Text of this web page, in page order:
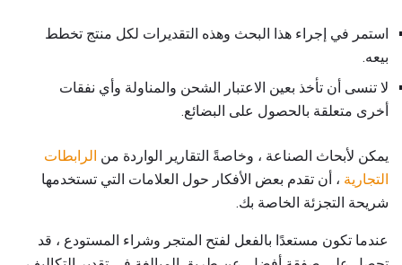
استمر في إجراء هذا البحث وهذه التقديرات لكل منتج تخطط
بيعه.
لا تنسى أن تأخذ بعين الاعتبار الشحن والمناولة وأي نفقات
أخرى متعلقة بالحصول على البضائع.
يمكن لأبحاث الصناعة ، وخاصةً التقارير الواردة من الرابطات
التجارية ، أن تقدم بعض الأفكار حول العلامات التي تستخدمها
شريحة التجزئة الخاصة بك.
عندما تكون مستعدًا بالفعل لفتح المتجر وشراء المستودع ، قد